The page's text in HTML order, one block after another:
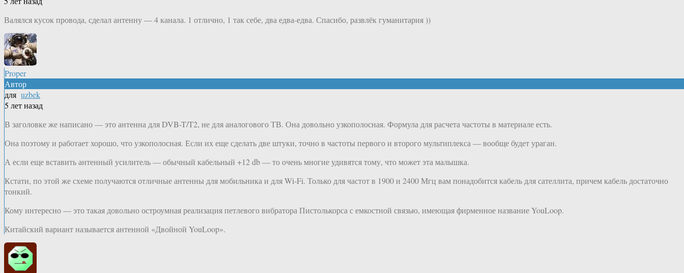
Валялся кусок провода, сделал антенну — 4 канала. 1 отлично, 1 так себе, два едва-едва. Спасибо, развлёк гуманитария ))
Proper
Автор
для uzbek
5 лет назад
В заголовке же написано — это антенна для DVB-T/T2, не для аналогового ТВ. Она довольно узкополосная. Формула для расчета частоты в материале есть.
Она поэтому и работает хорошо, что узкополосная. Если их еще сделать две штуки, точно в частоты первого и второго мультиплекса — вообще будет ураган.
А если еще вставить антенный усилитель — обычный кабельный +12 db — то очень многие удивятся тому, что может эта малышка.
Кстати, по этой же схеме получаются отличные антенны для мобильника и для Wi-Fi. Только для частот в 1900 и 2400 Мгц вам понадобится кабель для сателлита, причем кабель достаточно
тонкий.
Кому интересно — это такая довольно остроумная реализация петлевого вибратора Пистолькорса с емкостной связью, имеющая фирменное название YouLoop.
Китайский вариант называется антенной «Двойной YouLoop».